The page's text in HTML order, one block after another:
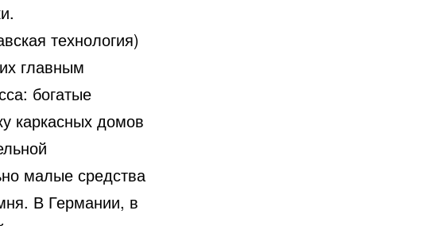
технология)
главным
богатые
каркасных домов
малые средства
В Германии, в